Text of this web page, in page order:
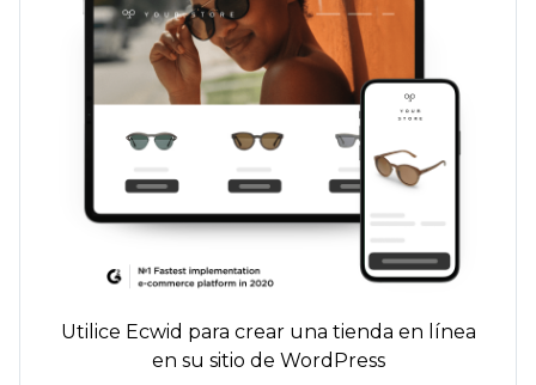
Utilice Ecwid para crear una tienda en línea
en su sitio de WordPress